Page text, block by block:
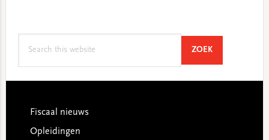
ZOEKSEARCH
Footer
Fiscaal nieuws
Opleidingen